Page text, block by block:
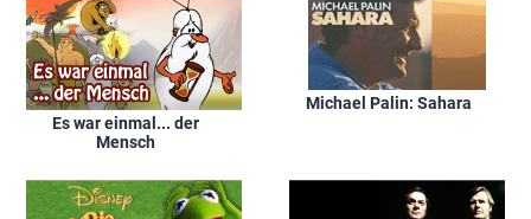
Es war einmal... der
Mensch
Michael Palin: Sahara